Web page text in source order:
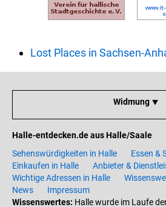
Lost Places in Sachsen-
Widmung ⯆
Halle-entdecken.de aus Halle/Saale
Sehenswürdigkeiten in Halle
Essen &
Einkaufen in Halle
Anbieter &
Wichtige Adressen in Halle
News
Impressum
Wissenswertes: Halle wurde im Laufe